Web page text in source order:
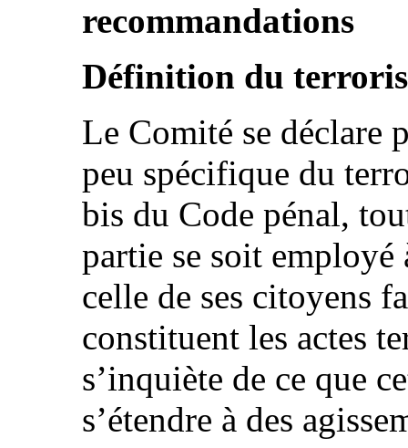
recommandations
Définition du
Le Comité se déclare
peu spécifique du
bis du Code pénal,
partie se soit employé
celle de ses citoyens
constituent les actes
s’inquiète de ce que
s’étendre à des